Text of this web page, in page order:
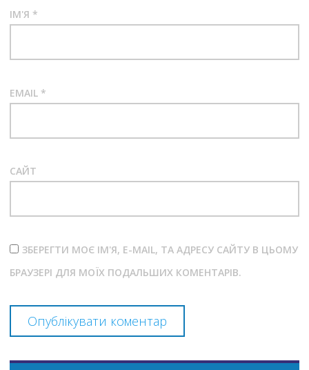
ІМ'Я *
EMAIL *
САЙТ
ЗБЕРЕГТИ МОЄ ІМ'Я, E-MAIL, ТА АДРЕСУ САЙТУ В ЦЬОМУ
БРАУЗЕРІ ДЛЯ МОЇХ ПОДАЛЬШИХ КОМЕНТАРІВ.